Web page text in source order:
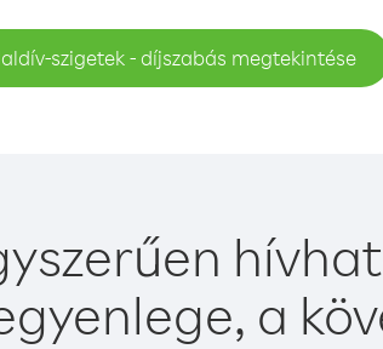
szigetek - díjszabás megtekintése
a